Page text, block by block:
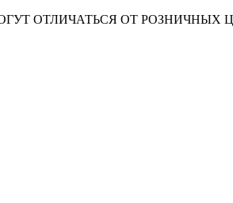
ОТЛИЧАТЬСЯ ОТ РОЗНИЧНЫХ